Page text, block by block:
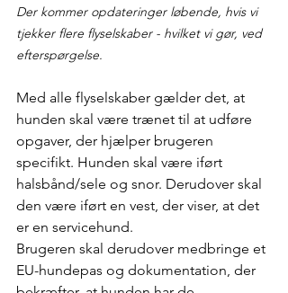
Der kommer opdateringer løbende, hvis vi
tjekker flere flyselskaber - hvilket vi gør, ved
efterspørgelse.
Med alle flyselskaber gælder det, at
hunden skal være trænet til at udføre
opgaver, der hjælper brugeren
specifikt. Hunden skal være iført
halsbånd/sele og snor. Derudover skal
den være iført en vest, der viser, at det
er en servicehund.
Brugeren skal derudover medbringe et
EU-hundepas og dokumentation, der